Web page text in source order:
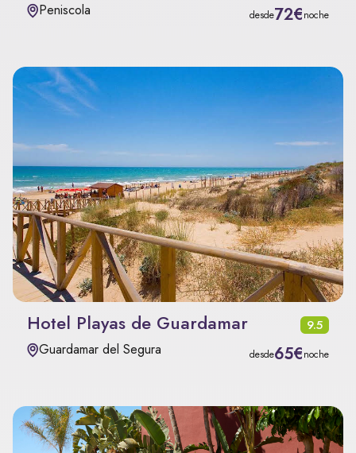
Peniscola desde72€noche
Hotel Playas de Guardamar 9.5
Guardamar del Segura desde65€noche